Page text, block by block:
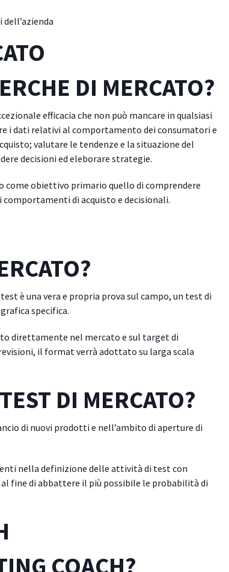
DI MERCATO?
efficacia che non può mancare in qualsiasi
i dati relativi al comportamento dei consumatori e
valutare le tendenze e la situazione del
decisioni ed eleborare strategie.
come obiettivo primario quello di comprendere
di acquisto e decisionali.
è una vera e propria prova sul campo, un test di
specifica.
direttamente nel mercato e sul target di
il format verrà adottato su larga scala
DI MERCATO?
di nuovi prodotti e nell’ambito di aperture di
nella definizione delle attività di test con
fine di abbattere il più possibile le probabilità di
COACH?